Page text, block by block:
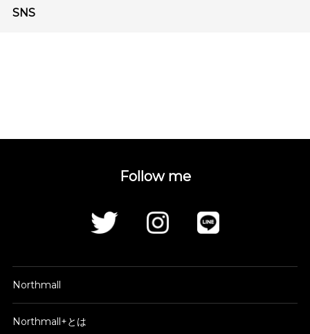
SNS
Follow me
Northmall
Northmall+とは